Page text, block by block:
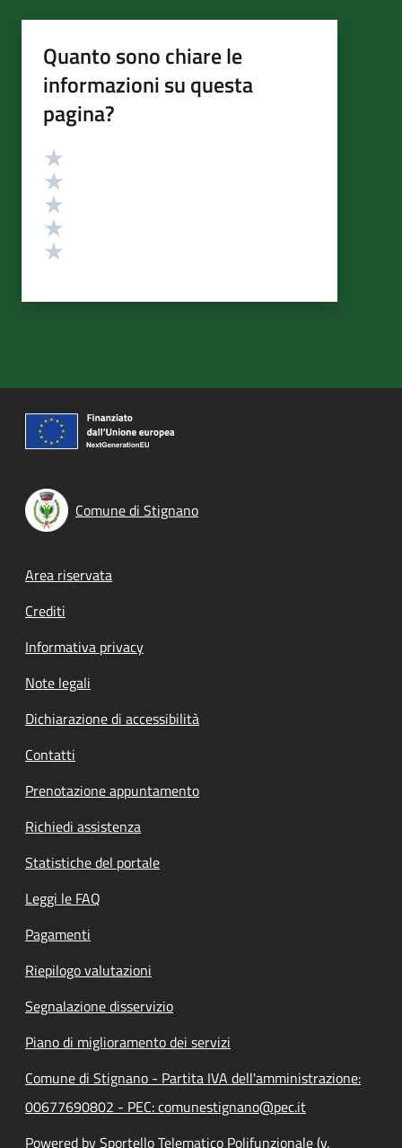
Quanto sono chiare le
informazioni su questa
pagina?
Valutazione
Comune di Stignano
Footer menu
Area riservata
Crediti
Informativa privacy
Note legali
Dichiarazione di accessibilità
Contatti
Prenotazione appuntamento
Richiedi assistenza
Statistiche del portale
Leggi le FAQ
Pagamenti
Riepilogo valutazioni
Segnalazione disservizio
Piano di miglioramento dei servizi
Comune di Stignano - Partita IVA dell'amministrazione:
00677690802 - PEC: comunestignano@pec.it
Powered by Sportello Telematico Polifunzionale (v.